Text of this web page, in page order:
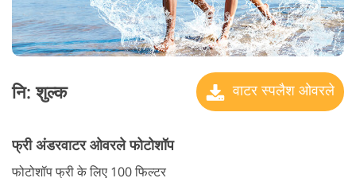
नि: शुल्क वाटर स्पलैश ओवरले
फ्री अंडरवाटर ओवरले फोटोशॉप
फोटोशॉप फ्री के लिए 100 फिल्टर